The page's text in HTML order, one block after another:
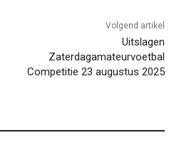
Volgend artikel
Uitslagen
Zaterdagamateurvoetbal
Competitie 23 augustus 2025